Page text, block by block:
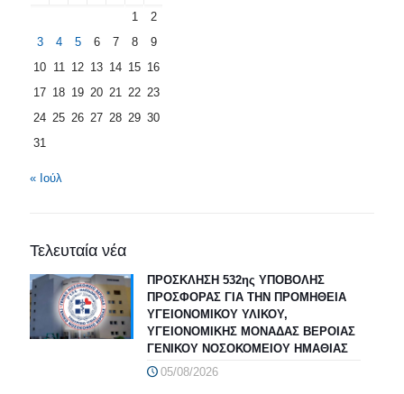
1
2
3
4 5 6 7 8
9
10 11 12 13 14 15 16
17 18 19 20 21 22 23
24 25 26 27 28 29 30
31
« Ιούλ
Τελευταία νέα
ΠΡΟΣΚΛΗΣΗ 532ης ΥΠΟΒΟΛΗΣ
ΠΡΟΣΦΟΡΑΣ ΓΙΑ ΤΗΝ ΠΡΟΜΗΘΕΙΑ
ΥΓΕΙΟΝΟΜΙΚΟΥ ΥΛΙΚΟΥ,
ΥΓΕΙΟΝΟΜΙΚΗΣ ΜΟΝΑΔΑΣ ΒΕΡΟΙΑΣ
ΓΕΝΙΚΟΥ ΝΟΣΟΚΟΜΕΙΟΥ ΗΜΑΘΙΑΣ
05/08/2026